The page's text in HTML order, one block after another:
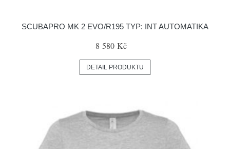
SCUBAPRO MK 2 EVO/R195 TYP: INT AUTOMATIKA
8 580 Kč
DETAIL PRODUKTU